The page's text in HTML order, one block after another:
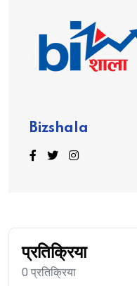
Bizshala
प्रतिक्रिया
0 प्रतिक्रिया